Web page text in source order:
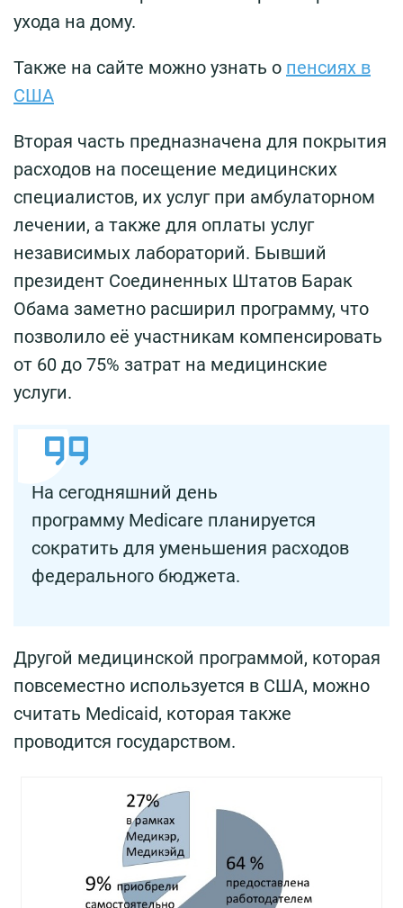
ухода на дому.
Также на сайте можно узнать о пенсиях в
США
Вторая часть предназначена для покрытия
расходов на посещение медицинских
специалистов, их услуг при амбулаторном
лечении, а также для оплаты услуг
независимых лабораторий. Бывший
президент Соединенных Штатов Барак
Обама заметно расширил программу, что
позволило её участникам компенсировать
от 60 до 75% затрат на медицинские
услуги.
На сегодняшний день
программу Medicare планируется
сократить для уменьшения расходов
федерального бюджета.
Другой медицинской программой, которая
повсеместно используется в США, можно
считать Medicaid, которая также
проводится государством.